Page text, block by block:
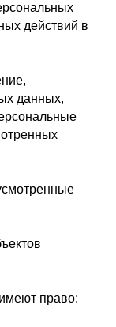
действий в
данных,
право: